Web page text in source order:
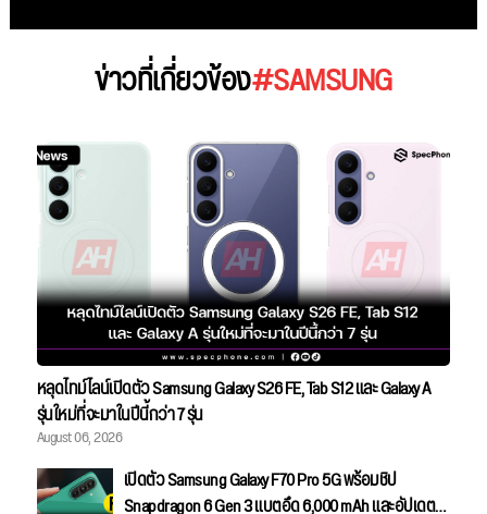
ข่าวที่เกี่ยวข้อง#SAMSUNG
หลุดไทม์ไลน์เปิดตัว Samsung Galaxy S26 FE, Tab S12 และ Galaxy A
รุ่นใหม่ที่จะมาในปีนี้กว่า 7 รุ่น
August 06, 2026
เปิดตัว Samsung Galaxy F70 Pro 5G พร้อมชิป